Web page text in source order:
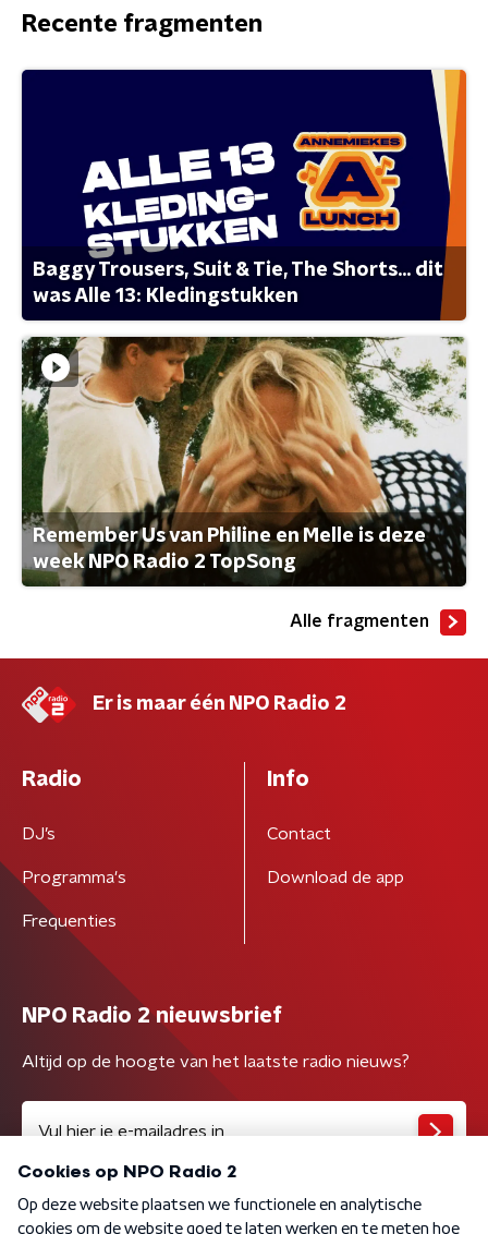
Recente fragmenten
Baggy Trousers, Suit & Tie, The Shorts... dit
was Alle 13: Kledingstukken
Remember Us van Philine en Melle is deze
week NPO Radio 2 TopSong
Alle fragmenten
Er is maar één NPO Radio 2
Radio
DJ’s
Programma's
Frequenties
Info
Contact
Download de app
NPO Radio 2 nieuwsbrief
Altijd op de hoogte van het laatste radio nieuws?